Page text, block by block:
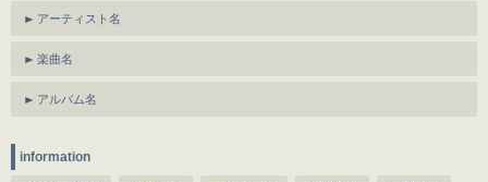
アーティスト名
楽曲名
アルバム名
information